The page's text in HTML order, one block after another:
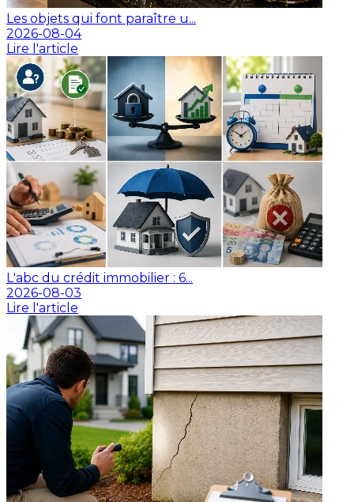
Les objets qui font paraître u...
2026-08-04
Lire l'article
L'abc du crédit immobilier : 6...
2026-08-03
Lire l'article